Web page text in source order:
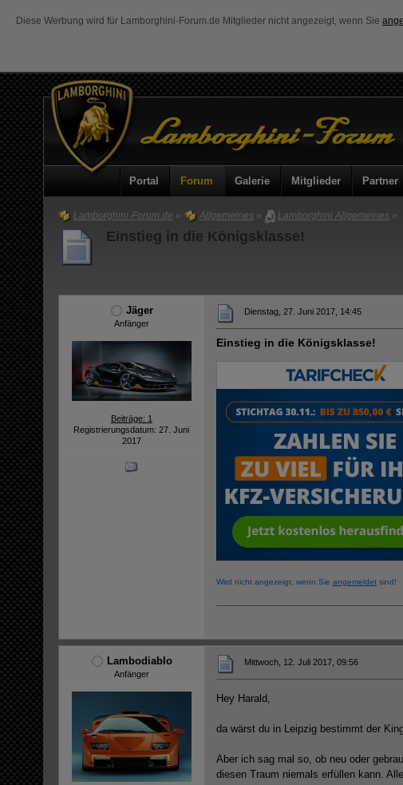
Diese Werbung wird für Lamborghini-Forum.de Mitglieder nicht angezeigt, wenn Sie
Portal Forum Galerie Mitglieder Partner
Lamborghini-Forum.de » Allgemeines» Lamborghini Allgemeines»
Einstieg in die Königsklasse!
Jäger
Anfänger
Beiträge: 1
Registrierungsdatum: 27. Juni
2017
Dienstag, 27. Juni 2017, 14:45
Einstieg in die Königsklasse!
Wird nicht angezeigt, wenn Sie angemeldetsind!
Lambodiablo
Anfänger
Mittwoch, 12. Juli 2017, 09:56
Hey Harald,
da wärst du in Leipzig bestimmt der
Aber ich sag mal so, ob neu oder
diesen Traum niemals erfüllen kann.